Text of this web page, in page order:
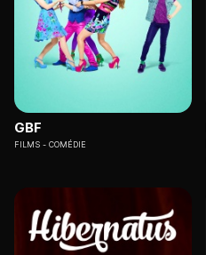
GBF
FILMS COMÉDIE